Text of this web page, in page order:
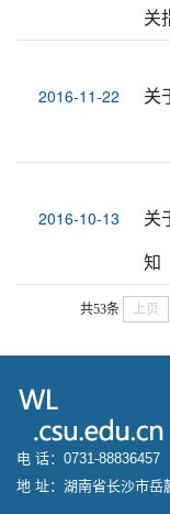
关
2016-11-22 关
2016-10-13
关
知
共53条 上页
电 话：0731-
地 址：湖南省长沙市